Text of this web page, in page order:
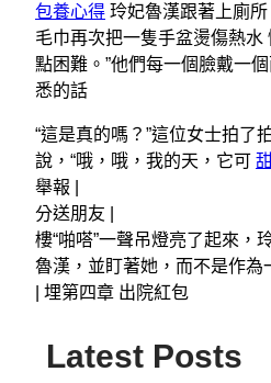
包養心得 玲妃魯漢跟著上廁
毛巾再次把一隻手盆燙傷熱水
點困難。”他們每一個臉戴一
悉的話
“這是真的嗎？”這位女士拍了
說，“哦，哦，我的天，它可
舉報 |
分送朋友 |
樓“啪嗒”一聲吊燈亮了起來，
魯漢，並盯著她，而不是作為
埋第四章 出院紅包
Latest Posts